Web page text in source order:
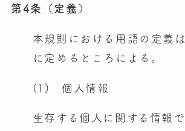
第4条（定義）
本規則における用語の定義
に定めるところによる。
(1) 個人情報
生存する個人に関する情報